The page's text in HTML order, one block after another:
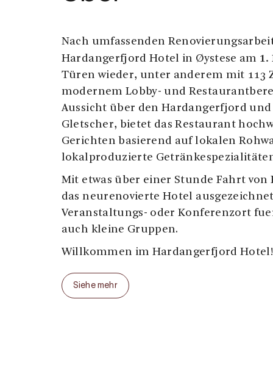
Nach umfassenden
Hardangerfjord Hotel in Øystese am 1.
Türen wieder, unter anderem mit 113
modernem Lobby- und
Aussicht über den Hardangerfjord
Gletscher, bietet das Restaurant
Gerichten basierend auf lokalen
lokalproduzierte
Mit etwas über einer Stunde Fahrt von
das neurenovierte Hotel
Veranstaltungs- oder Konferenzort
auch kleine Gruppen.
Willkommen im Hardangerfjord Hotel!
Siehe mehr